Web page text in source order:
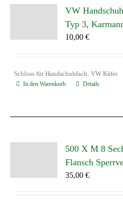
VW
Typ 3,
10,00€
Schloss für Handschuhfach. VW Käfer
In den Warenkorb Details
500 X M 8
Flansch
35,00€